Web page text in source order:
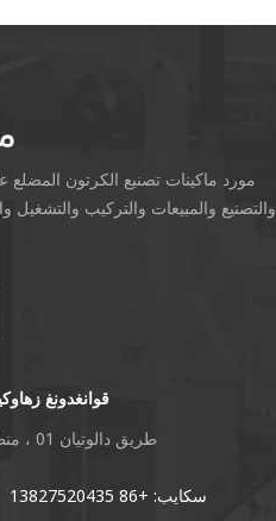
مورد ماكينات تصنيع الكرتون
والتصنيع والمبيعات والتركيب
قوانغدونغ
طريق دالوتيان 01 ، منطقة دوانزو ، مدينة تشاوتشينغ ، مقاطعة قوانغدونغ ، الصين
سكايب: +86 13827520435